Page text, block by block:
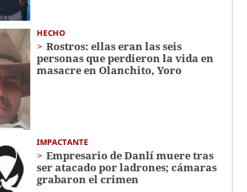
HECHO
Rostros: ellas eran las seis
personas que perdieron la vida en
masacre en Olanchito, Yoro
IMPACTANTE
Empresario de Danlí muere tras
ser atacado por ladrones; cámaras
grabaron el crimen